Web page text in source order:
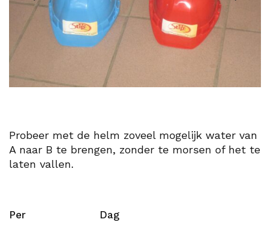
Probeer met de helm zoveel mogelijk water van
A naar B te brengen, zonder te morsen of het te
laten vallen.
Per
Dag